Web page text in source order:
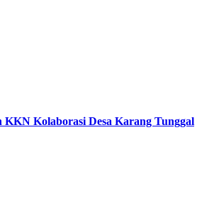
Kolaborasi Desa Karang Tunggal